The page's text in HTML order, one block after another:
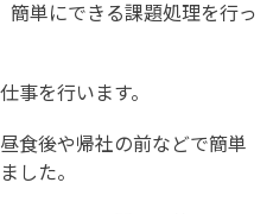
簡単にできる課題処理を行っ
事を行います。
食後や帰社の前などで簡単
した。